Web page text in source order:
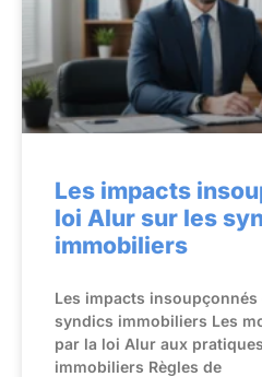
Les impacts
loi Alur sur les
immobiliers
Les impacts
syndics immobiliers Les
par la loi Alur aux
immobiliers Règles de